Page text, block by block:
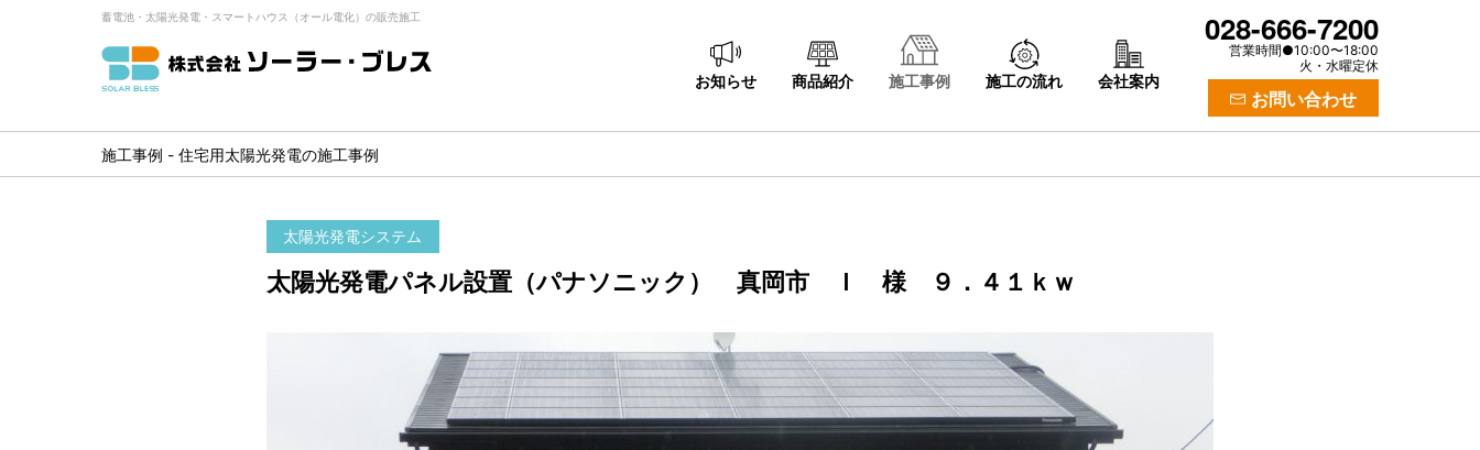
蓄電池・太陽光発電・スマートハウス（オール電化）の販売施工
お知らせ 商品紹介 施工事例 施工の流れ 会社案内
028-666-7200
営業時間●10:00〜18:00
火・水曜定休
お問い合わせ
施工事例 - 住宅用太陽光発電の施工事例
太陽光発電システム
太陽光発電パネル設置（パナソニック） 真岡市 Ｉ 様 ９．４１ｋｗ